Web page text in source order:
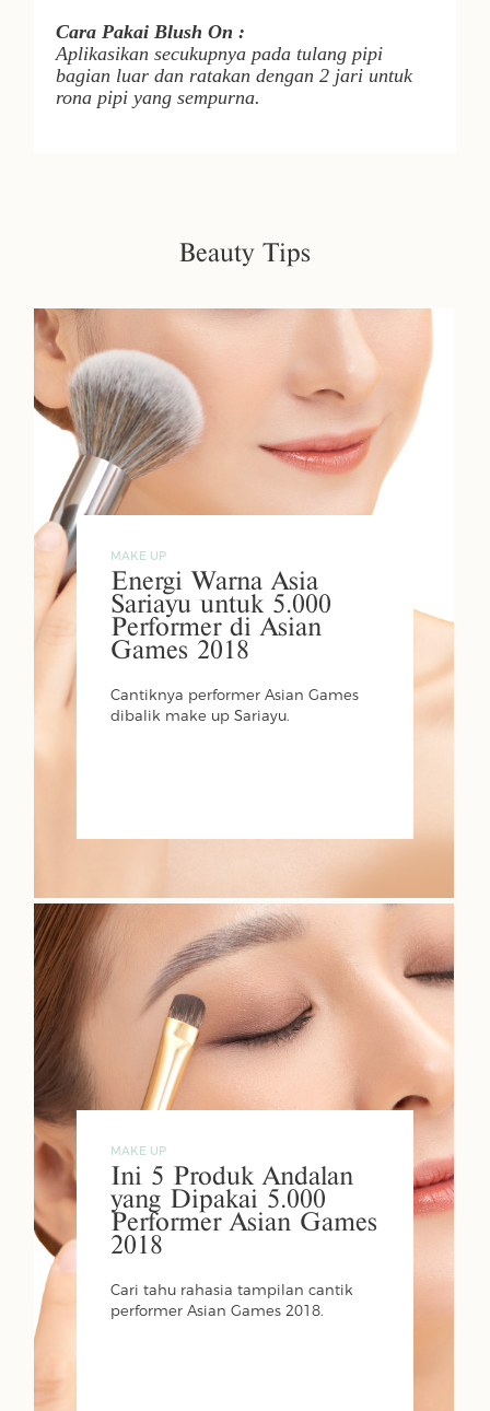
Cara Pakai Blush On :
Aplikasikan secukupnya pada tulang pipi
bagian luar dan ratakan dengan 2 jari untuk
rona pipi yang sempurna.
Beauty Tips
MAKE UP
Energi Warna Asia
Sariayu untuk 5.000
Performer di Asian
Games 2018
Cantiknya performer Asian Games
dibalik make up Sariayu.
MAKE UP
Ini 5 Produk Andalan
yang Dipakai 5.000
Performer Asian Games
2018
Cari tahu rahasia tampilan cantik
performer Asian Games 2018.